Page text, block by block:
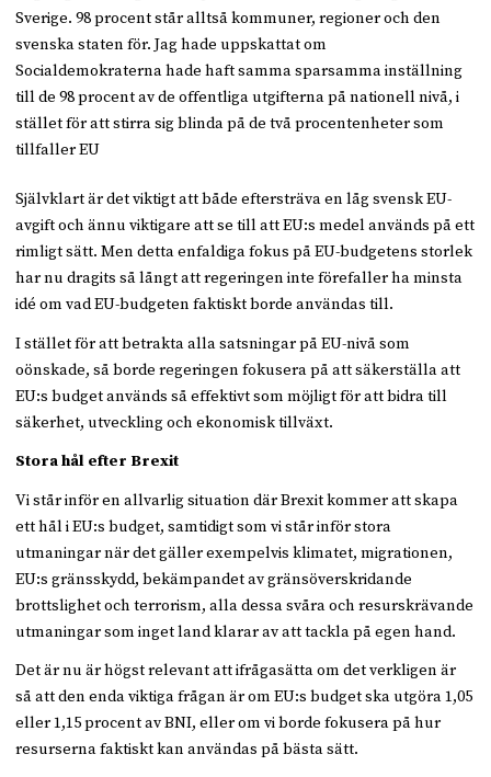
Sverige. 98 procent står alltså kommuner, regioner och den
svenska staten för. Jag hade uppskattat om
Socialdemokraterna hade haft samma sparsamma inställning
till de 98 procent av de offentliga utgifterna på nationell nivå, i
stället för att stirra sig blinda på de två procentenheter som
tillfaller EU
Självklart är det viktigt att både eftersträva en låg svensk EU-
avgift och ännu viktigare att se till att EU:s medel används på ett
rimligt sätt. Men detta enfaldiga fokus på EU-budgetens storlek
har nu dragits så långt att regeringen inte förefaller ha minsta
idé om vad EU-budgeten faktiskt borde användas till.
I stället för att betrakta alla satsningar på EU-nivå som
oönskade, så borde regeringen fokusera på att säkerställa att
EU:s budget används så effektivt som möjligt för att bidra till
säkerhet, utveckling och ekonomisk tillväxt.
Stora hål efter Brexit
Vi står inför en allvarlig situation där Brexit kommer att skapa
ett hål i EU:s budget, samtidigt som vi står inför stora
utmaningar när det gäller exempelvis klimatet, migrationen,
EU:s gränsskydd, bekämpandet av gränsöverskridande
brottslighet och terrorism, alla dessa svåra och resurskrävande
utmaningar som inget land klarar av att tackla på egen hand.
Det är nu är högst relevant att ifrågasätta om det verkligen är
så att den enda viktiga frågan är om EU:s budget ska utgöra 1,05
eller 1,15 procent av BNI, eller om vi borde fokusera på hur
resurserna faktiskt kan användas på bästa sätt.